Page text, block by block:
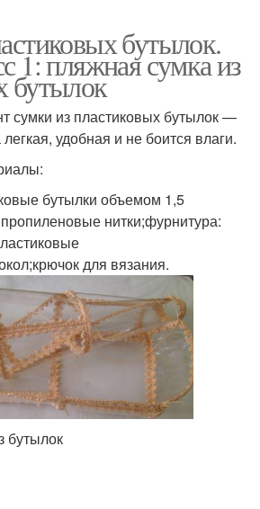
бутылок.
1: пляжная сумка из
бутылок
сумки из пластиковых бутылок —
удобная и не боится влаги.
бутылки объемом 1,5
нитки;фурнитура:
для вязания.
бутылок